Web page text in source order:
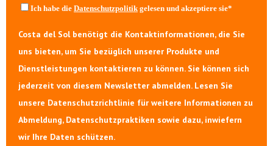
Ich habe die Datenschutzpolitik gelesen und akzeptiere sie*
Costa del Sol benötigt die Kontaktinformationen, die Sie
uns bieten, um Sie bezüglich unserer Produkte und
Dienstleistungen kontaktieren zu können. Sie können sich
jederzeit von diesem Newsletter abmelden. Lesen Sie
unsere Datenschutzrichtlinie für weitere Informationen zu
Abmeldung, Datenschutzpraktiken sowie dazu, inwiefern
wir Ihre Daten schützen.